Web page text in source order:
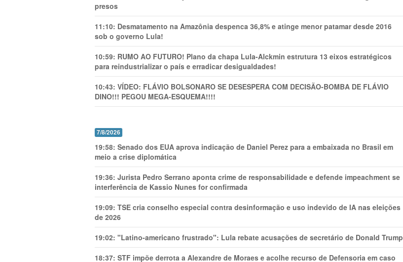
presos
11:10: Desmatamento na Amazônia despenca 36,8% e atinge menor patamar desde 2016
sob o governo Lula!
10:59: RUMO AO FUTURO! Plano da chapa Lula-Alckmin estrutura 13 eixos estratégicos
para reindustrializar o país e erradicar desigualdades!
10:43: VÍDEO: FLÁVIO BOLSONARO SE DESESPERA COM DECISÃO-BOMBA DE FLÁVIO
DINO!!! PEGOU MEGA-ESQUEMA!!!!
7/8/2026
19:58: Senado dos EUA aprova indicação de Daniel Perez para a embaixada no Brasil em
meio a crise diplomática
19:36: Jurista Pedro Serrano aponta crime de responsabilidade e defende impeachment se
interferência de Kassio Nunes for confirmada
19:09: TSE cria conselho especial contra desinformação e uso indevido de IA nas eleições
de 2026
19:02: "Latino-americano frustrado": Lula rebate acusações de secretário de Donald Trump
18:37: STF impõe derrota a Alexandre de Moraes e acolhe recurso de Defensoria em caso